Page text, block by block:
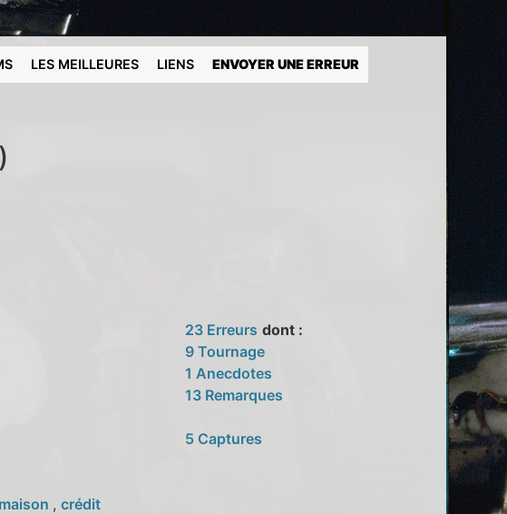
LES MEILLEURES LIENS ENVOYER UNE ERREUR
maison , crédit
23 Erreurs dont :
9 Tournage
1 Anecdotes
13 Remarques
5 Captures